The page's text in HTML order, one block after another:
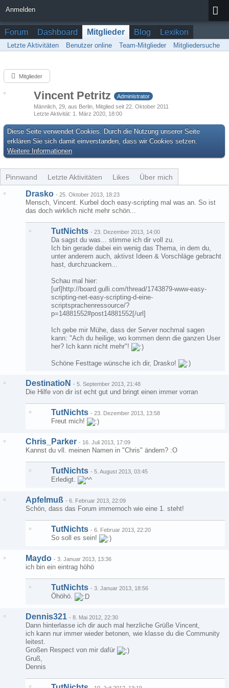
Anmelden
Forum Dashboard Mitglieder Blog Lexikon
Letzte Aktivitäten Benutzer online Team-Mitglieder Mitgliedersuche
Mitglieder
Vincent Petritz
Administrator
Männlich 29 aus Berlin Mitglied seit 22. Oktober 2011
Letzte Aktivität 1. März 2020, 18:00
Diese Seite verwendet Cookies. Durch die Nutzung unserer Seite
erklären Sie sich damit einverstanden, dass wir Cookies setzen.
Weitere Informationen
Pinnwand Letzte Aktivitäten Likes Über mich
Drasko - 25. Oktober 2013, 18:23
Mensch, Vincent. Kurbel doch easy-scripting mal was an. So ist
das doch wirklich nicht mehr schön...
TutNichts - 23. Dezember 2013, 14:00
Da sagst du was... stimme ich dir voll zu.
Ich bin gerade dabei ein wenig das Thema, in dem du,
unter anderem auch, aktivst Ideen & Vorschläge gebracht
hast, durchzuackern...
Schau mal hier:
[url]http://board.gulli.com/thread/1743879-www-easy-
scripting-net-easy-scripting-d-eine-
scriptsprachenressource/?
p=14881552#post14881552[/url]
Ich gebe mir Mühe, dass der Server nochmal sagen
kann: "Ach du heilige, wo kommen denn die ganzen User
her? Ich kann nicht mehr"!
Schöne Festtage wünsche ich dir, Drasko!
DestinatioN - 5. September 2013, 21:48
Die Hilfe von dir ist echt gut und bringt einen immer vorran
TutNichts - 23. Dezember 2013, 13:58
Freut mich!
Chris_Parker - 16. Juli 2013, 17:09
Kannst du vll. meinen Namen in "Chris" ändern? :O
TutNichts - 5. August 2013, 03:45
Erledigt.
Apfelmuß - 6. Februar 2013, 22:09
Schön, dass das Forum immernoch wie eine 1. steht!
TutNichts - 6. Februar 2013, 22:20
So soll es sein!
Maydo - 3. Januar 2013, 13:36
ich bin ein eintrag höhö
TutNichts - 3. Januar 2013, 18:56
Öhöhö.
Dennis321 - 8. Mai 2012, 22:30
Dann hinterlasse ich dir auch mal herzliche Grüße Vincent,
ich kann nur immer wieder betonen, wie klasse du die Community
leitest.
Großen Respect von mir dafür
Gruß,
Dennis